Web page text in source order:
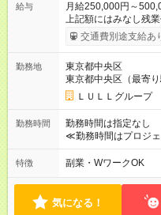
給与
月給250,000円～
上記額にはみなし残
ます。 みなし残業代
万円～＋業績賞与＋
万6，610円分）を含
キルを考慮し初任給
す！ ◎昇給年1回（研修終了後） ◎賞与年2回（2月・8月）＋業
績賞与あり ◤スキルアップも、収入アップも。◢ 入社後の成長
や頑張りは、しっか
上アップした社員も。 エンジニアへの還元率は業界高水準の
87％。 スキルを磨い
す！ 【試用期間】試用期間あり 試用期間の長さ：6ヶ月 ※ 雇用
形態と給与に、本採
中途採用（契約社員
交通費別途支給あ
勤務地
東京都中央区
東京都中央区（最寄り
ＬＵＬＬグループ
勤務時間
勤務時間は指定なし
≪勤務時間はプロジ
分～19時00分（休憩
間） ＼平日夜も、ちゃんと「自分時間」がつくれます／ 残業は
やサウナなど、 趣味
特徴 副業・WワークOK
気になる！